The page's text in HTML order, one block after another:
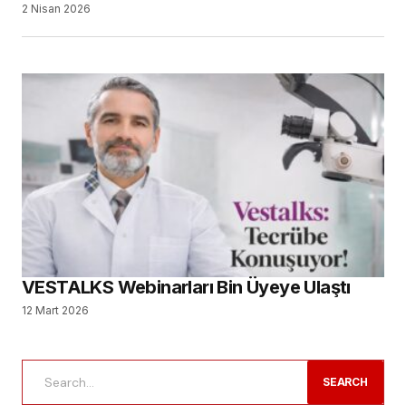
2 Nisan 2026
VESTALKS Webinarları Bin Üyeye Ulaştı
12 Mart 2026
SEARCH